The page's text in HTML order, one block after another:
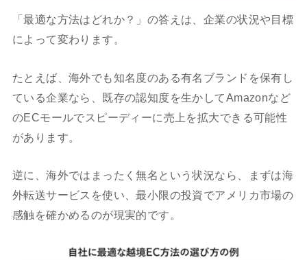
「最適な方法はどれか？」の答えは、企業の状況や目標
によって変わります。
たとえば、海外でも知名度のある有名ブランドを保有し
ている企業なら、既存の認知度を生かしてAmazonなど
のECモールでスピーディーに売上を拡大できる可能性
があります。
逆に、海外ではまったく無名という状況なら、まずは海
外転送サービスを使い、最小限の投資でアメリカ市場の
感触を確かめるのが現実的です。